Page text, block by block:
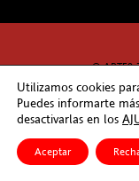
© ARTE9
Utilizamos cookies
Puedes informarte
desactivarlas en los
Aceptar